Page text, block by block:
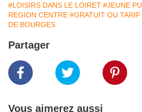
#LOISIRS DANS LE LOIRET #JEUNE
REGION CENTRE #GRATUIT OU
DE BOURGES
Partager
Vous aimerez aussi